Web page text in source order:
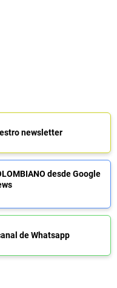
newsletter
desde Google
de Whatsapp